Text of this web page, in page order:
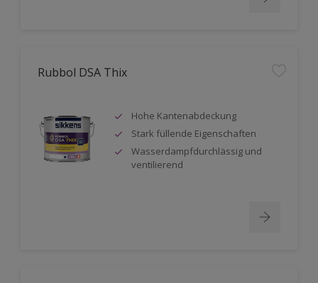
Rubbol DSA Thix
Hohe Kantenabdeckung
Stark füllende Eigenschaften
Wasserdampfdurchlässig und
ventilierend